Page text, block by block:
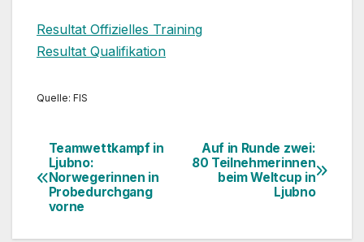
Resultat Offizielles Training
Resultat Qualifikation
Quelle: FIS
Beitragsnavigation
Auf in Runde zwei:
80 Teilnehmerinnen
beim Weltcup in
Ljubno
Teamwettkampf in
Ljubno:
Norwegerinnen in
Probedurchgang
vorne